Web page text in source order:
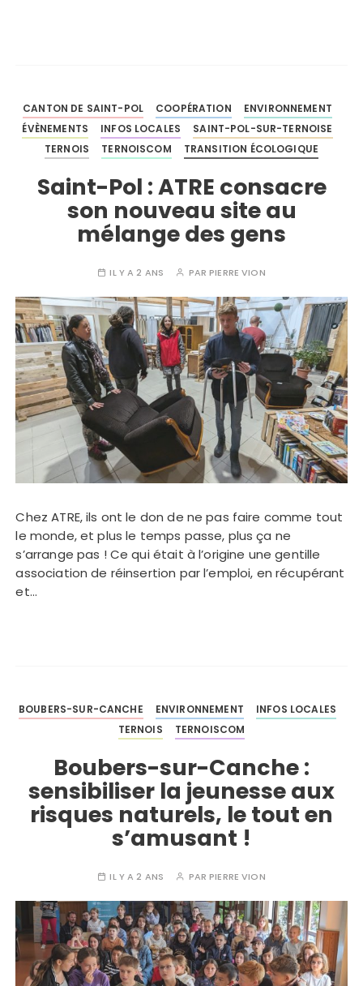
CANTON DE SAINT-POL COOPÉRATION
ENVIRONNEMENT
ÉVÈNEMENTS
INFOS LOCALES
SAINT-POL-SUR-TERNOISE
TERNOIS
TERNOISCOM TRANSITION ÉCOLOGIQUE
Saint-Pol : ATRE consacre
son nouveau site au
mélange des gens
IL Y A 2 ANS PARPIERRE VION
Chez ATRE, ils ont le don de ne pas faire comme tout
le monde, et plus le temps passe, plus ça ne
s’arrange pas ! Ce qui était à l’origine une gentille
association de réinsertion par l’emploi, en récupérant
et…
BOUBERS-SUR-CANCHE ENVIRONNEMENT
INFOS LOCALES
TERNOIS
TERNOISCOM
Boubers-sur-Canche :
sensibiliser la jeunesse aux
risques naturels, le tout en
s’amusant !
IL Y A 2 ANS PARPIERRE VION